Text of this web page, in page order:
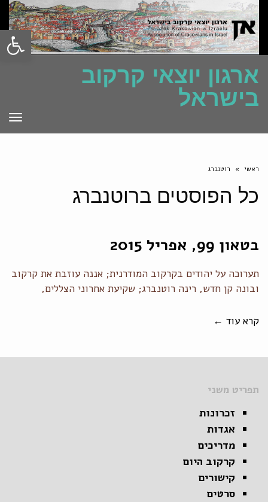
פתח
ארגון יוצאי קרקוב
בישראל
ראשי » רוטנברג
כל הפוסטים ברוטנברג
בטאון 99, אפריל 2015
תערוכה על יהודים בקרקוב המודרנית; אננה עוזבת את קרקוב
ובונה קן חדש, רינה רוטנברג; שקיעת אחרוני הצללים,
קרא עוד ←
תפריט משני
זכרונות
אגדות
מדריכים
קרקוב היום
קישורים
סרטים